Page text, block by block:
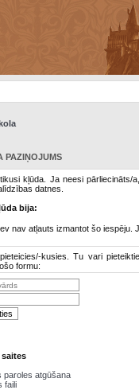
PAZIŅOJUMS
kļūda. Ja neesi pārliecināts/
datnes.
bija:
nav atļauts izmantot šo iespēju.
kusies. Tu vari
formu:
paroles atgūšana
faili